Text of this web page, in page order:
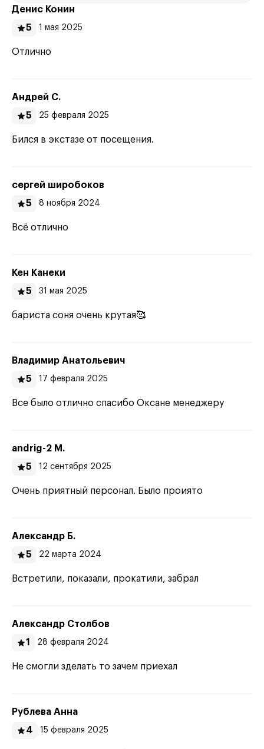
Денис Конин
5
1 мая 2025
Отлично
Андрей С.
5
25 февраля 2025
Бился в экстазе от посещения.
сергей широбоков
5
8 ноября 2024
Всё отлично
Кен Канеки
5
31 мая 2025
бариста соня очень крутая🥰
Владимир Анатольевич
5
17 февраля 2025
Все было отлично спасибо Оксане менеджеру
andrig-2 М.
5
12 сентября 2025
Очень приятный персонал. Было проиято
Александр Б.
5
22 марта 2024
Встретили, показали, прокатили, забрал
Александр Столбов
1
28 февраля 2024
Не смогли зделать то зачем приехал
Рублева Анна
4
15 февраля 2025